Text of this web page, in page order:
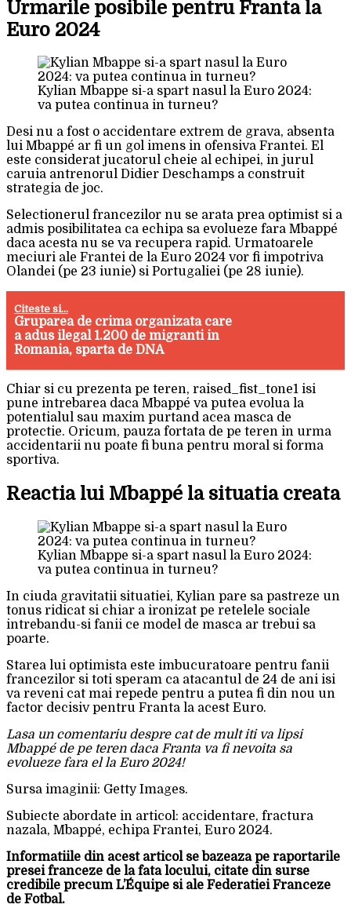
Urmarile posibile pentru Franta la
Euro 2024
Kylian Mbappe si-a spart nasul la Euro 2024:
va putea continua in turneu?
Desi nu a fost o accidentare extrem de grava, absenta
lui Mbappé ar fi un gol imens in ofensiva Frantei. El
este considerat jucatorul cheie al echipei, in jurul
caruia antrenorul Didier Deschamps a construit
strategia de joc.
Selectionerul francezilor nu se arata prea optimist si a
admis posibilitatea ca echipa sa evolueze fara Mbappé
daca acesta nu se va recupera rapid. Urmatoarele
meciuri ale Frantei de la Euro 2024 vor fi impotriva
Olandei (pe 23 iunie) si Portugaliei (pe 28 iunie).
Citeste si...
Gruparea de crima organizata care
a adus ilegal 1.200 de migranti in
Romania, sparta de DNA
Chiar si cu prezenta pe teren, raised_fist_tone1 isi
pune intrebarea daca Mbappé va putea evolua la
potentialul sau maxim purtand acea masca de
protectie. Oricum, pauza fortata de pe teren in urma
accidentarii nu poate fi buna pentru moral si forma
sportiva.
Reactia lui Mbappé la situatia creata
Kylian Mbappe si-a spart nasul la Euro 2024:
va putea continua in turneu?
In ciuda gravitatii situatiei, Kylian pare sa pastreze un
tonus ridicat si chiar a ironizat pe retelele sociale
intrebandu-si fanii ce model de masca ar trebui sa
poarte.
Starea lui optimista este imbucuratoare pentru fanii
francezilor si toti speram ca atacantul de 24 de ani isi
va reveni cat mai repede pentru a putea fi din nou un
factor decisiv pentru Franta la acest Euro.
Lasa un comentariu despre cat de mult iti va lipsi
Mbappé de pe teren daca Franta va fi nevoita sa
evolueze fara el la Euro 2024!
Sursa imaginii: Getty Images.
Subiecte abordate in articol: accidentare, fractura
nazala, Mbappé, echipa Frantei, Euro 2024.
Informatiile din acest articol se bazeaza pe raportarile
presei franceze de la fata locului, citate din surse
credibile precum L’Équipe si ale Federatiei Franceze
de Fotbal.